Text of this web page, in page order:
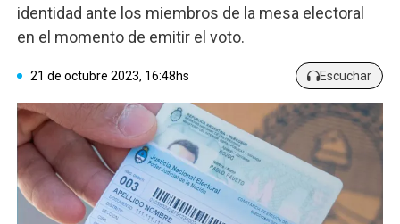
identidad ante los miembros de la mesa electoral
en el momento de emitir el voto.
21 de octubre 2023, 16:48hs Escuchar